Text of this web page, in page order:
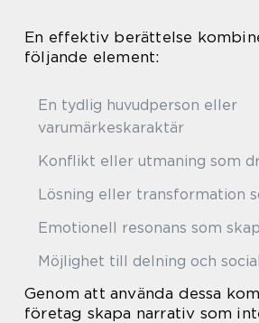
En effektiv berättelse
följande element:
En tydlig huvudperson eller
varumärkeskaraktär
Konflikt eller utmaning som
Lösning eller transformation
Emotionell resonans som
Möjlighet till delning och
Genom att använda dessa
företag skapa narrativ som